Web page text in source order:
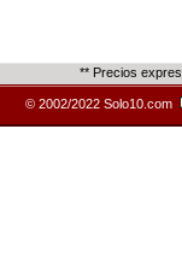
** Precios
© 2002/2022 Solo10.com